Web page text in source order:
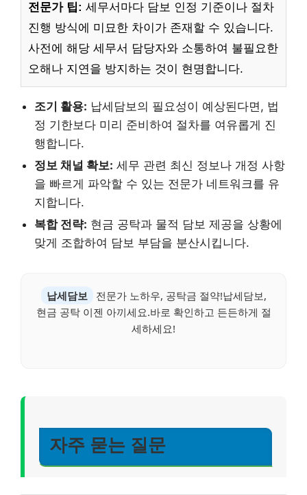
전문가 팁: 세무서마다 담보 인정 기준이나 절차
진행 방식에 미묘한 차이가 존재할 수 있습니다.
사전에 해당 세무서 담당자와 소통하여 불필요한
오해나 지연을 방지하는 것이 현명합니다.
조기 활용: 납세담보의 필요성이 예상된다면, 법
정 기한보다 미리 준비하여 절차를 여유롭게 진
행합니다.
정보 채널 확보: 세무 관련 최신 정보나 개정 사항
을 빠르게 파악할 수 있는 전문가 네트워크를 유
지합니다.
복합 전략: 현금 공탁과 물적 담보 제공을 상황에
맞게 조합하여 담보 부담을 분산시킵니다.
납세담보
전문가 노하우, 공탁금 절약!납세담보,
현금 공탁 이젠 아끼세요.바로 확인하고 든든하게 절
세하세요!
자주 묻는 질문